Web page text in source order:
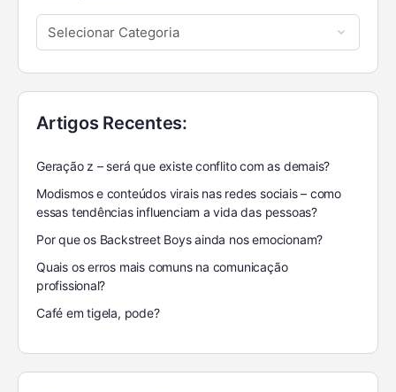
Artigos Recentes:
Geração z – será que existe conflito com as demais?
Modismos e conteúdos virais nas redes sociais – como
essas tendências influenciam a vida das pessoas?
Por que os Backstreet Boys ainda nos emocionam?
Quais os erros mais comuns na comunicação
profissional?
Café em tigela, pode?